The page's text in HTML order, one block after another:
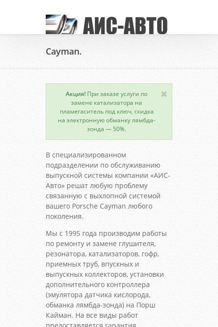
Cayman.
Акция! При заказе услуги по
замене катализатора на
пламегаситель под ключ, скидка
на электронную обманку лямбда-
зонда — 50%.
В специализированном
подразделении по обслуживанию
выпускной системы компании «АИС-
Авто» решат любую проблему
связанную с выхлопной системой
вашего Porsche Cayman любого
поколения.
Мы с 1995 года производим работы
по ремонту и замене глушителя,
резонатора, катализаторов, гофр,
приемных труб, впускных и
выпускных коллекторов, установки
дополнительного контроллера
(эмулятора датчика кислорода,
обманка лямбда-зонда) на Порш
Кайман. На все виды работ